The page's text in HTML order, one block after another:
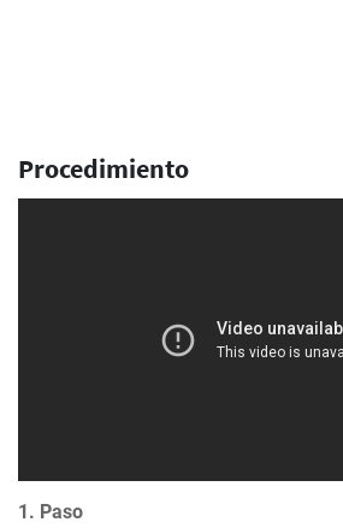
Procedimiento
1. Paso